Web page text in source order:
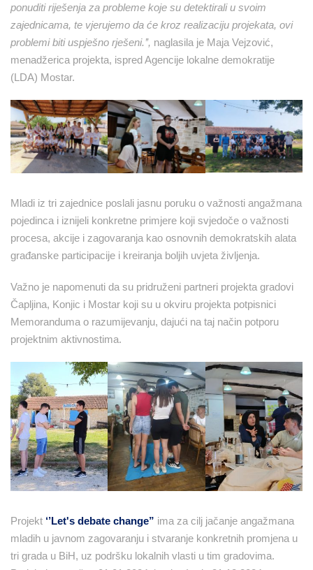
ponuditi riješenja za probleme koje su detektirali u svoim
zajednicama, te vjerujemo da će kroz realizaciju projekata, ovi
problemi biti uspješno rješeni.’’, naglasila je Maja Vejzović,
menadžerica projekta, ispred Agencije lokalne demokratije
(LDA) Mostar.
Mladi iz tri zajednice poslali jasnu poruku o važnosti angažmana
pojedinca i iznijeli konkretne primjere koji svjedoče o važnosti
procesa, akcije i zagovaranja kao osnovnih demokratskih alata
građanske participacije i kreiranja boljih uvjeta življenja.
Važno je napomenuti da su pridruženi partneri projekta gradovi
Čapljina, Konjic i Mostar koji su u okviru projekta potpisnici
Memoranduma o razumijevanju, dajući na taj način potporu
projektnim aktivnostima.
Projekt ‘’Let's debate change” ima za cilj jačanje angažmana
mladih u javnom zagovaranju i stvaranje konkretnih promjena u
tri grada u BiH, uz podršku lokalnih vlasti u tim gradovima.